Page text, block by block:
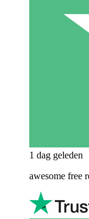
1 dag geleden
awesome free